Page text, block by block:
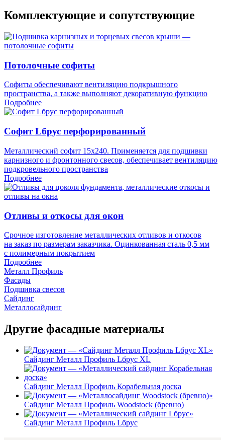
Комплектующие и сопутствующие
Потолочные софиты
Софиты обеспечивают вентиляцию подкрышного
пространства, а также выполняют декоративную функцию
Подробнее
Софит Lбрус перфорированный
Металлический софит 15x240. Применяется для подшивки
карнизного и фронтонного свесов, обеспечивает вентиляцию
подкровельного пространства
Подробнее
Отливы и откосы для окон
Срочное изготовление металлических отливов и откосов
на заказ по размерам заказчика. Оцинкованная сталь 0,5 мм
с полимерным покрытием
Подробнее
Металл Профиль
Фасады
Подшивка свесов
Сайдинг
Металлосайдинг
Другие фасадные материалы
Сайдинг Металл Профиль Lбрус XL
Сайдинг Металл Профиль Корабельная доска
Сайдинг Металл Профиль Woodstock (бревно)
Сайдинг Металл Профиль Lбрус